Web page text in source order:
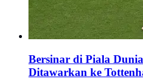
Bersinar di Piala
Ditawarkan ke